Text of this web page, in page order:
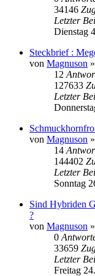
34146
Letzter
Dienstag
Steckbrief :
von Magnuson
12
127633
Letzter
von Magnuson
14
144402
Letzter
Sonntag
Sind Hybriden
?
von Magnuson
0
33659
Letzter
Freitag